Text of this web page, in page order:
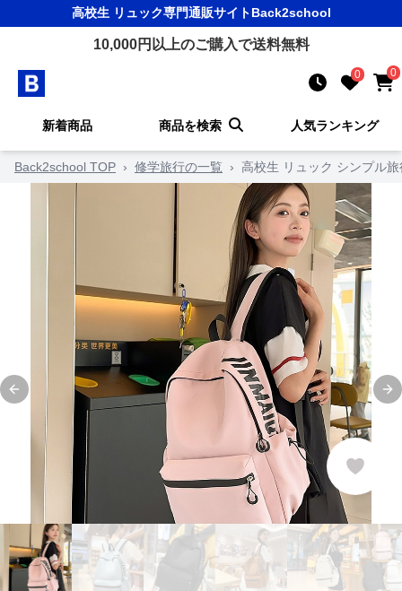
高校生 リュック専門通販サイトBack2school
10,000円以上のご購入で送料無料
0 0
新着商品 商品を検索 人気ランキング
Back2school TOP › 修学旅行の一覧 › 高校生 リュック シンプル
Previous slide